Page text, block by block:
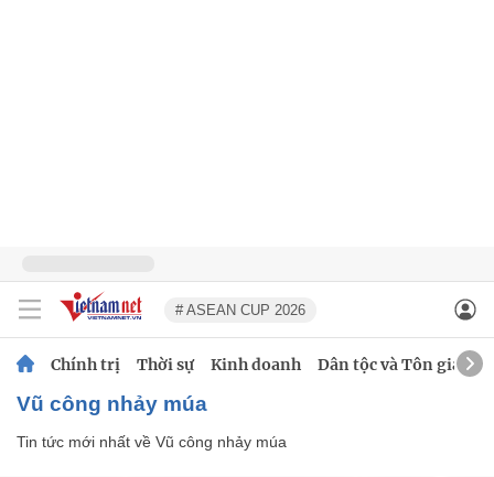
# ASEAN CUP 2026
Chính trị Thời sự Kinh doanh Dân tộc và Tôn giáo
Vũ công nhảy múa
Tin tức mới nhất về Vũ công nhảy múa